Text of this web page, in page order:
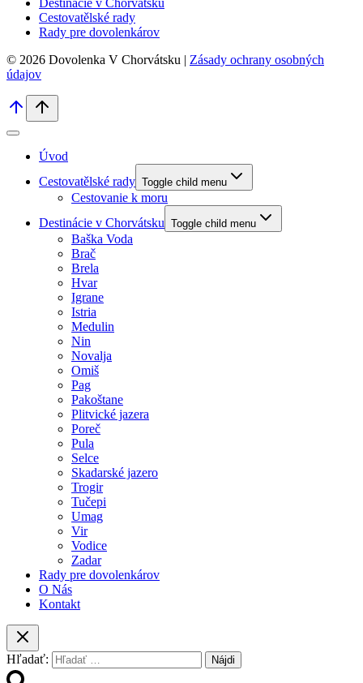
Destinácie v Chorvátsku
Cestovatělské rady
Rady pre dovolenkárov
© 2026 Dovolenka V Chorvátsku | Zásady ochrany osobných
údajov
Úvod
Cestovatělské rady Toggle child menu
Cestovanie k moru
Destinácie v Chorvátsku Toggle child menu
Baška Voda
Brač
Brela
Hvar
Igrane
Istria
Medulin
Nin
Novalja
Omiš
Pag
Pakoštane
Plitvické jazera
Poreč
Pula
Selce
Skadarské jazero
Trogir
Tučepi
Umag
Vir
Vodice
Zadar
Rady pre dovolenkárov
O Nás
Kontakt
Hľadať: